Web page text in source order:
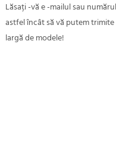
Lăsați -vă e -mailul sau
astfel încât să vă putem
largă de modele!